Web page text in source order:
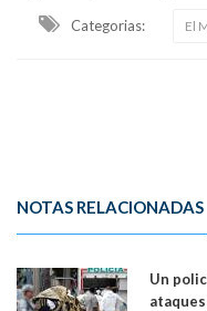
Categorias: El
NOTAS RELACIONADAS
Un